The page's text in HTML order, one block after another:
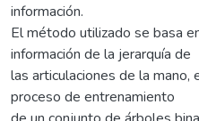
información.
El método utilizado se basa
información de la jerarquía de
las articulaciones de la mano,
proceso de entrenamiento